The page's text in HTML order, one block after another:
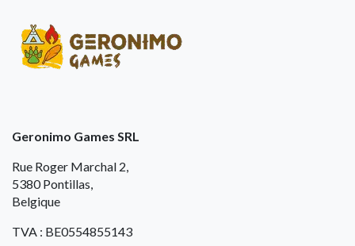
Geronimo Games SRL
Rue Roger Marchal 2,
5380 Pontillas,
Belgique
TVA : BE0554855143